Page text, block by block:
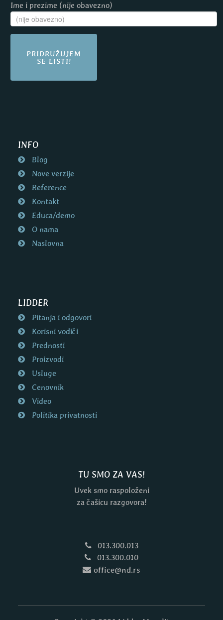
Ime i prezime (nije obavezno)
PRIDRUŽUJEM
SE LISTI!
INFO
Blog
Nove verzije
Reference
Kontakt
Educa/demo
O nama
Naslovna
LIDDER
Pitanja i odgovori
Korisni vodiči
Prednosti
Proizvodi
Usluge
Cenovnik
Video
Politika privatnosti
TU SMO ZA VAS!
Uvek smo raspoloženi
za čašicu razgovora!
013.300.013
013.300.010
office@nd.rs